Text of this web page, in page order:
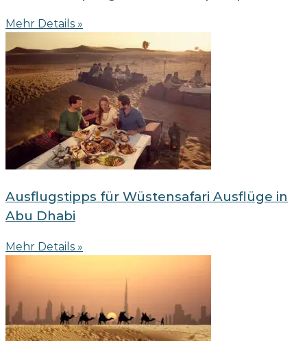
Mehr Details »
Ausflugstipps für Wüstensafari Ausflüge in
Abu Dhabi
Mehr Details »